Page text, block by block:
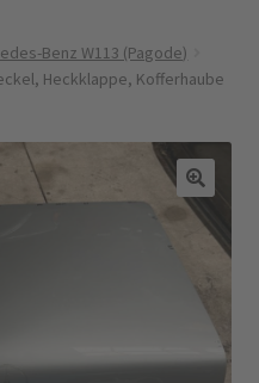
Benz W113 (Pagode)
Heckklappe, Kofferhaube